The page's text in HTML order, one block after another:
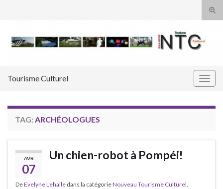
Tourisme Culturel
TAG: ARCHÉOLOGUES
AVR
07
Un chien-robot à Pompéi!
DeEvelyne Lehalle dans la catégorieNouveau Tourisme Culturel,